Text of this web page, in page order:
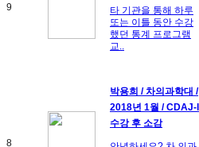
9
타 기관을 통해 하루
또는 이틀 동안 수강
했던 통계 프로그램
교..
8
박용희 / 차의과학대 /
2018년 1월 / CDAJ-I
수강 후 소감